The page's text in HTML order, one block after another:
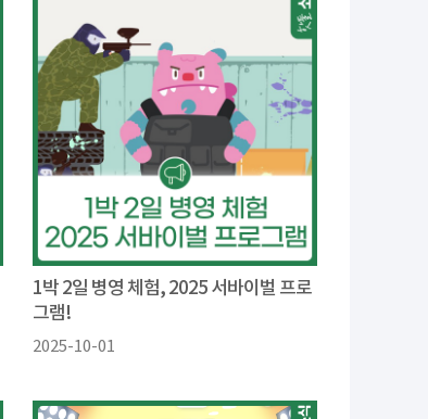
1박 2일 병영 체험, 2025 서바이벌 프로
그램!
2025-10-01